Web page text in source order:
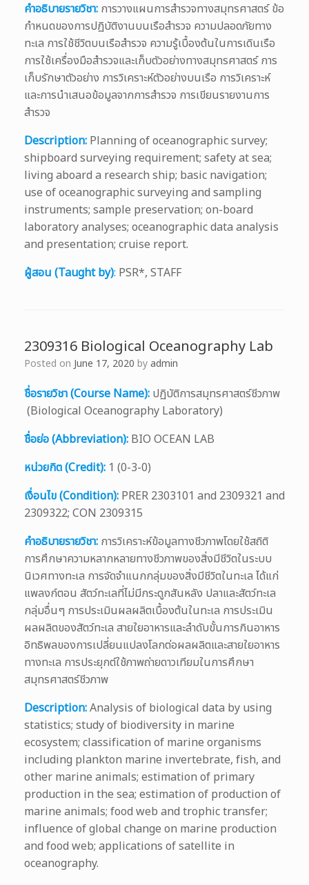
คำอธิบายรายวิชา: การวางแผนการสำรวจทางสมุทรศาสตร์ ข้อ
กำหนดของการปฏิบัติงานบนเรือสำรวจ ความปลอดภัยทาง
ทะเล การใช้ชีวิตบนเรือสำรวจ ความรู้เบื้องต้นในการเดินเรือ
การใช้เครื่องมือสำรวจและเก็บตัวอย่างทางสมุทรศาสตร์ การ
เก็บรักษาตัวอย่าง การวิเคราะห์ตัวอย่างบนเรือ การวิเคราะห์
และการนำเสนอข้อมูลจากการสำรวจ การเขียนรายงานการ
สำรวจ
Description: Planning of oceanographic survey;
shipboard surveying requirement; safety at sea;
living aboard a research ship; basic navigation;
use of oceanographic surveying and sampling
instruments; sample preservation; on-board
laboratory analyses; oceanographic data analysis
and presentation; cruise report.
ผู้สอน (Taught by): PSR*, STAFF
2309316 Biological Oceanography Lab
Posted on June 17, 2020 byadmin
ชื่อรายวิชา (Course Name): ปฏิบัติการสมุทรศาสตร์ชีวภาพ
(Biological Oceanography Laboratory)
ชื่อย่อ (Abbreviation): BIO OCEAN LAB
หน่วยกิต (Credit): 1 (0-3-0)
เงื่อนไข (Condition): PRER 2303101 and 2309321 and
2309322; CON 2309315
คำอธิบายรายวิชา: การวิเคราะห์ข้อมูลทางชีวภาพโดยใช้สถิติ
การศึกษาความหลากหลายทางชีวภาพของสิ่งมีชีวิตในระบบ
นิเวศทางทะเล การจัดจำแนกกลุ่มของสิ่งมีชีวิตในทะเล ได้แก่
แพลงก์ตอน สัตว์ทะเลที่ไม่มีกระดูกสันหลัง ปลาและสัตว์ทะเล
กลุ่มอื่นๆ การประเมินผลผลิตเบื้องต้นในทะเล การประเมิน
ผลผลิตของสัตว์ทะเล สายใยอาหารและลำดับขั้นการกินอาหาร
อิทธิพลของการเปลี่ยนแปลงโลกต่อผลผลิตและสายใยอาหาร
ทางทะเล การประยุกต์ใช้ภาพถ่ายดาวเทียมในการศึกษา
สมุทรศาสตร์ชีวภาพ
Description:Analysis of biological data by using
statistics; study of biodiversity in marine
ecosystem; classification of marine organisms
including plankton marine invertebrate, fish, and
other marine animals; estimation of primary
production in the sea; estimation of production of
marine animals; food web and trophic transfer;
influence of global change on marine production
and food web; applications of satellite in
oceanography.